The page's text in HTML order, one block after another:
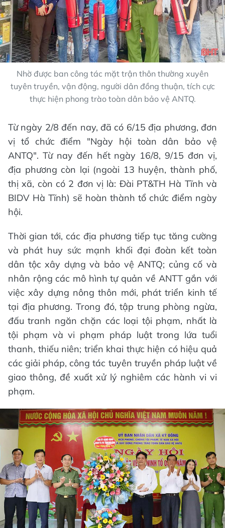
Nhờ được ban công tác mặt trận thôn thường xuyên
tuyên truyền, vận động, người dân đồng thuận, tích cực
thực hiện phong trào toàn dân bảo vệ ANTQ.
Từ ngày 2/8 đến nay, đã có 6/15 địa phương, đơn
vị tổ chức điểm "Ngày hội toàn dân bảo vệ
ANTQ". Từ nay đến hết ngày 16/8, 9/15 đơn vị,
địa phương còn lại (ngoài 13 huyện, thành phố,
thị xã, còn có 2 đơn vị là: Đài PT&TH Hà Tĩnh và
BIDV Hà Tĩnh) sẽ hoàn thành tổ chức điểm ngày
hội.
Thời gian tới, các địa phương tiếp tục tăng cường
và phát huy sức mạnh khối đại đoàn kết toàn
dân tộc xây dựng và bảo vệ ANTQ; củng cố và
nhân rộng các mô hình tự quản về ANTT gắn với
việc xây dựng nông thôn mới, phát triển kinh tế
tại địa phương. Trong đó, tập trung phòng ngừa,
đấu tranh ngăn chặn các loại tội phạm, nhất là
tội phạm và vi phạm pháp luật trong lứa tuổi
thanh, thiếu niên; triển khai thực hiện có hiệu quả
các giải pháp, công tác tuyên truyền pháp luật về
giao thông, đề xuất xử lý nghiêm các hành vi vi
phạm.